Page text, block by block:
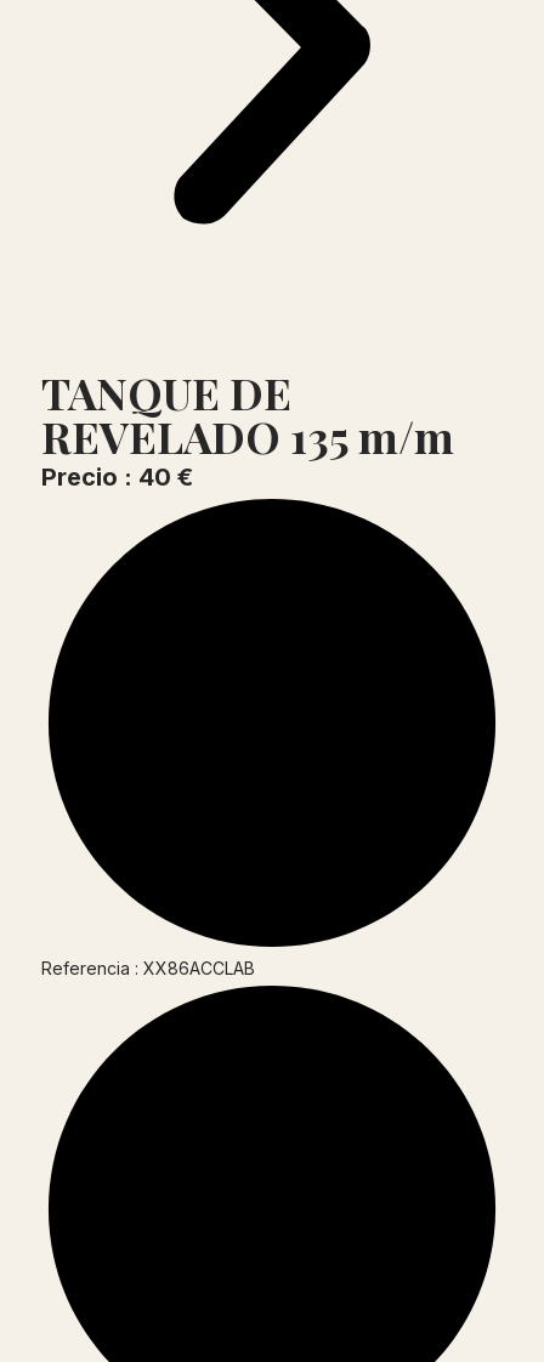
TANQUE DE
REVELADO 135 m/m
Precio : 40 €
Referencia : XX86ACCLAB